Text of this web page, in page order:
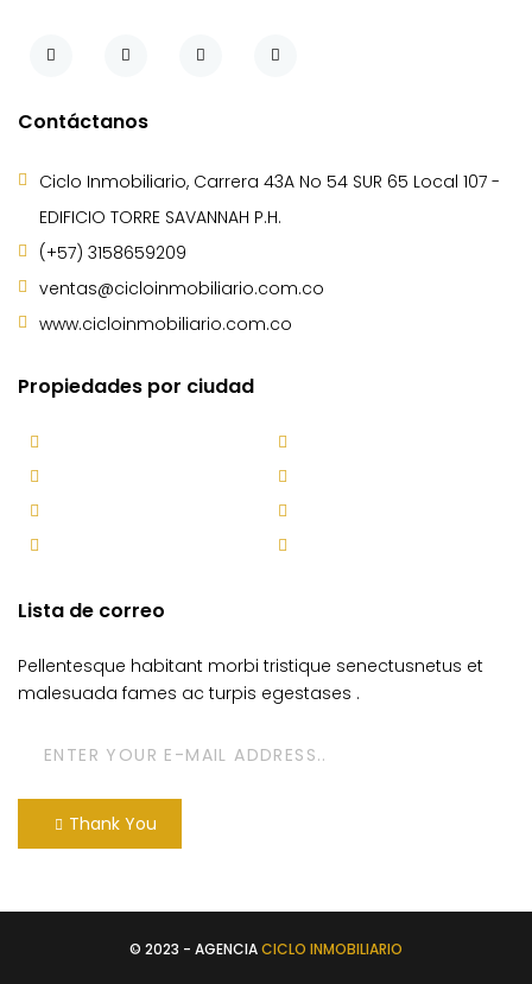
Contáctanos
Ciclo Inmobiliario, Carrera 43A No 54 SUR 65 Local 107 -
EDIFICIO TORRE SAVANNAH P.H.
(+57) 3158659209
ventas@cicloinmobiliario.com.co
www.cicloinmobiliario.com.co
Propiedades por ciudad
Lista de correo
Pellentesque habitant morbi tristique senectusnetus et
malesuada fames ac turpis egestases .
Thank You
© 2023 - AGENCIACICLO INMOBILIARIO